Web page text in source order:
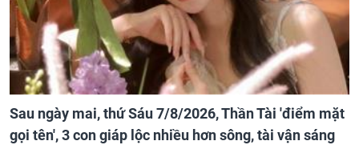
Sau ngày mai, thứ Sáu 7/8/2026, Thần Tài 'điểm mặt
gọi tên', 3 con giáp lộc nhiều hơn sông, tài vận sáng